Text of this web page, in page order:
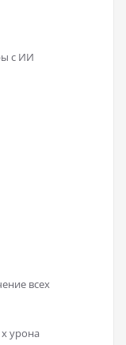
с ИИ
всех
урона